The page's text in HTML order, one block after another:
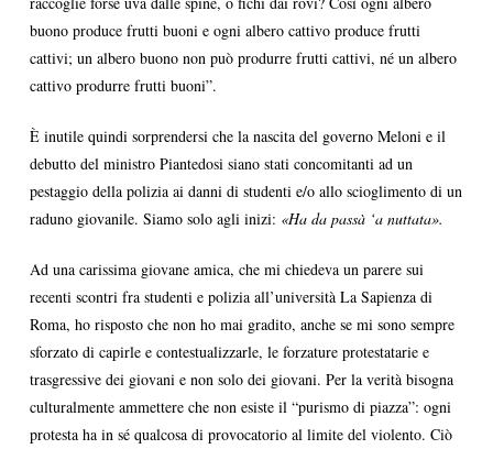
buono produce frutti buoni e ogni albero cattivo produce frutti
cattivi; un albero buono non può produrre frutti cattivi, né un albero
cattivo produrre frutti buoni”.
È inutile quindi sorprendersi che la nascita del governo Meloni e il
debutto del ministro Piantedosi siano stati concomitanti ad un
pestaggio della polizia ai danni di studenti e/o allo scioglimento di un
raduno giovanile. Siamo solo agli inizi: «Ha da passà ‘a nuttata».
Ad una carissima giovane amica, che mi chiedeva un parere sui
recenti scontri fra studenti e polizia all’università La Sapienza di
Roma, ho risposto che non ho mai gradito, anche se mi sono sempre
sforzato di capirle e contestualizzarle, le forzature protestatarie e
trasgressive dei giovani e non solo dei giovani. Per la verità bisogna
culturalmente ammettere che non esiste il “purismo di piazza”: ogni
protesta ha in sé qualcosa di provocatorio al limite del violento. Ciò